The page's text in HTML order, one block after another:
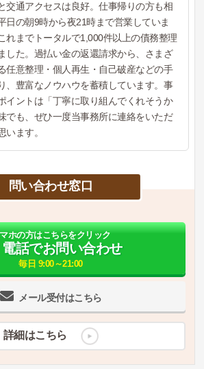
交通アクセスは良好。仕事帰りの方も相
日の朝9時から夜21時まで営業していま
れまでトータルで1,000件以上の債務整理
した。過払い金の返還請求から、さまざ
任意整理・個人再生・自己破産などの手
、豊富なノウハウを蓄積しています。事
イントは「丁寧に取り組んでくれそうか
でも、ぜひ一度当事務所に連絡をいただ
います。
問い合わせ窓口
メール受付はこちら
ホの方はこちらをクリック
電話でお問い合わせ
毎日 9:00～21:00
詳細はこちら